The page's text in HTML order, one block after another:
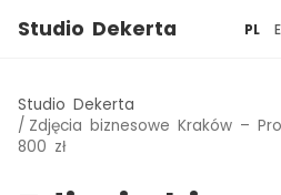
Studio Dekerta PL
Studio Dekerta
Zdjęcia biznesowe Kraków –
800 zł